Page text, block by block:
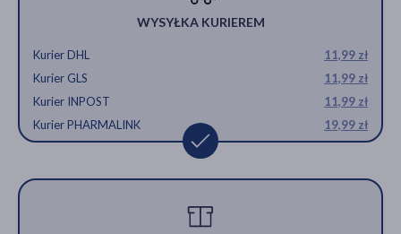
WYSYŁKA KURIEREM
Kurier DHL
11,99 zł
Kurier GLS
11,99 zł
Kurier INPOST
11,99 zł
Kurier PHARMALINK
19,99 zł